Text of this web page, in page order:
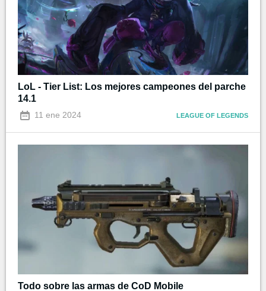
LoL - Tier List: Los mejores campeones del parche
14.1
11 ene 2024 LEAGUE OF LEGENDS
Todo sobre las armas de CoD Mobile